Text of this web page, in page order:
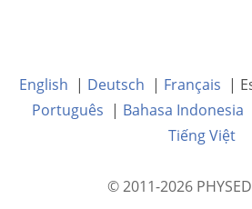
English | Deutsch | Français |
Português | Bahasa Indonesia
Tiếng Việt
© 2011-2026